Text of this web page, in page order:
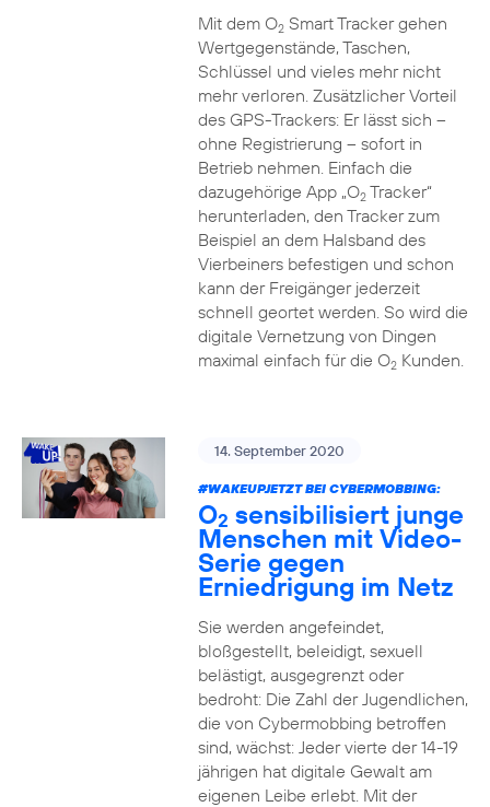
Mit dem O2Smart Tracker gehen
Wertgegenstände, Taschen,
Schlüssel und vieles mehr nicht
mehr verloren. Zusätzlicher Vorteil
des GPS-Trackers: Er lässt sich –
ohne Registrierung – sofort in
Betrieb nehmen. Einfach die
dazugehörige App „O2Tracker“
herunterladen, den Tracker zum
Beispiel an dem Halsband des
Vierbeiners befestigen und schon
kann der Freigänger jederzeit
schnell geortet werden. So wird die
digitale Vernetzung von Dingen
maximal einfach für die O2Kunden.
14. September 2020
#WAKEUPJETZT BEI CYBERMOBBING:
O2 sensibilisiert junge
Menschen mit Video-
Serie gegen
Erniedrigung im Netz
Sie werden angefeindet,
bloßgestellt, beleidigt, sexuell
belästigt, ausgegrenzt oder
bedroht: Die Zahl der Jugendlichen,
die von Cybermobbing betroffen
sind, wächst: Jeder vierte der 14-19
jährigen hat digitale Gewalt am
eigenen Leibe erlebt. Mit der